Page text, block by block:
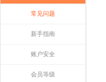
常见问题
新手指南
账户安全
会员等级